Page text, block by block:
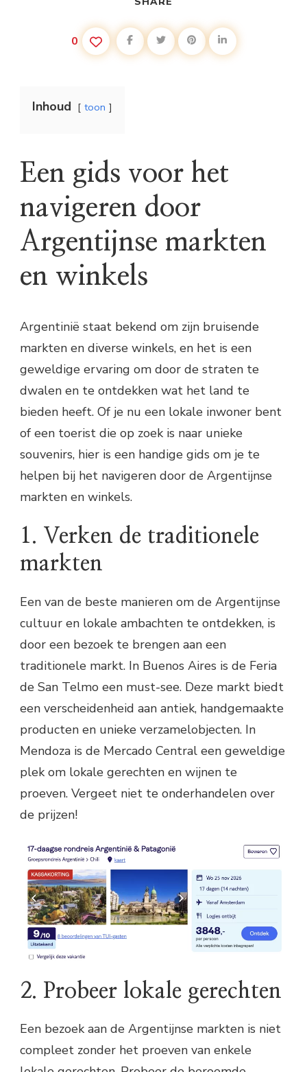
0
Inhoud toon
Een gids voor het
navigeren door
Argentijnse markten
en winkels
Argentinië staat bekend om zijn bruisende
markten en diverse winkels, en het is een
geweldige ervaring om door de straten te
dwalen en te ontdekken wat het land te
bieden heeft. Of je nu een lokale inwoner bent
of een toerist die op zoek is naar unieke
souvenirs, hier is een handige gids om je te
helpen bij het navigeren door de Argentijnse
markten en winkels.
1. Verken de traditionele
markten
Een van de beste manieren om de Argentijnse
cultuur en lokale ambachten te ontdekken, is
door een bezoek te brengen aan een
traditionele markt. In Buenos Aires is de Feria
de San Telmo een must-see. Deze markt biedt
een verscheidenheid aan antiek, handgemaakte
producten en unieke verzamelobjecten. In
Mendoza is de Mercado Central een geweldige
plek om lokale gerechten en wijnen te
proeven. Vergeet niet te onderhandelen over
de prijzen!
2. Probeer lokale gerechten
Een bezoek aan de Argentijnse markten is niet
compleet zonder het proeven van enkele